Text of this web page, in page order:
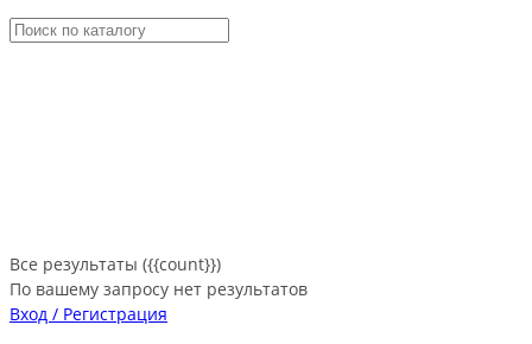
Все результаты ({{count}})
По вашему запросу нет результатов
Вход / Регистрация